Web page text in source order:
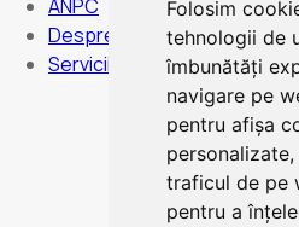
Folosim
tehnologii de
îmbunătăți
navigare pe
pentru afișa
traficul de pe
pentru a
ANPC
Despre noi
Servicii
Program:Luni